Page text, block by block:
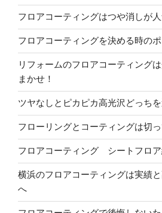
フロアコーティングはつや消しが
フロアコーティングを決める時の
リフォームのフロアコーティング
まかせ！
ツヤなしとピカピカ高光沢どっち
フローリングとコーティングは切
フロアコーティング シートフロ
横浜のフロアコーティングは実績
へ